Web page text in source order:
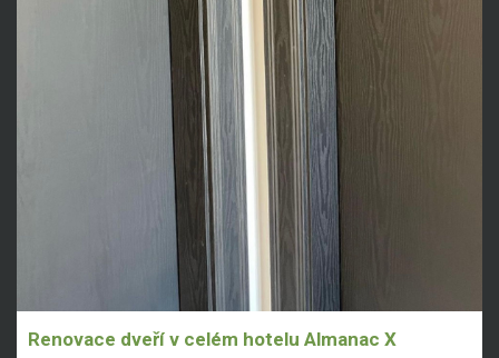
Renovace dveří v celém hotelu Almanac X